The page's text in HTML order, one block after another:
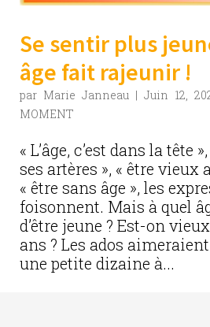
Se sentir plus
âge fait rajeunir !
par Marie Janneau |Juin 12,
MOMENT
« L’âge, c’est dans la tête
ses artères », « être vieux
« être sans âge », les
foisonnent. Mais à quel
d’être jeune ? Est-on
ans ? Les ados
une petite dizaine à...